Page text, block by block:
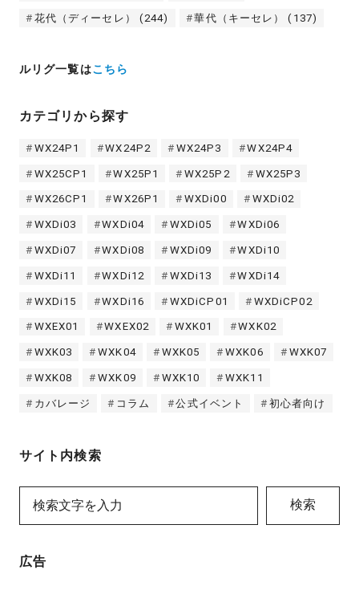
花代（ディーセレ） (244) 華代（キーセレ） (137)
ルリグ一覧はこちら
カテゴリから探す
WX24P1 WX24P2 WX24P3 WX24P4
WX25CP1 WX25P1 WX25P2 WX25P3
WX26CP1 WX26P1 WXDi00 WXDi02
WXDi03 WXDi04 WXDi05 WXDi06
WXDi07 WXDi08 WXDi09 WXDi10
WXDi11 WXDi12 WXDi13 WXDi14
WXDi15 WXDi16 WXDiCP01 WXDiCP02
WXEX01 WXEX02 WXK01 WXK02
WXK03 WXK04 WXK05 WXK06 WXK07
WXK08 WXK09 WXK10 WXK11
カバレージ コラム 公式イベント 初心者向け
サイト内検索
検索
広告